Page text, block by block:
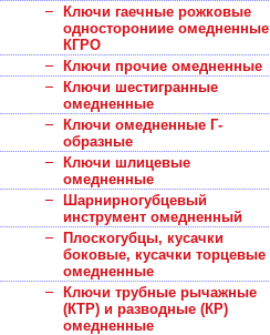
Ключи гаечные рожковые
односторониие омедненные
КГРО
Ключи прочие омедненные
Ключи шестигранные
омедненные
Ключи омедненные Г-
образные
Ключи шлицевые
омедненные
Шарнирногубцевый
инструмент омедненный
Плоскогубцы, кусачки
боковые, кусачки торцевые
омедненные
Ключи трубные рычажные
(КТР) и разводные (КР)
омедненные